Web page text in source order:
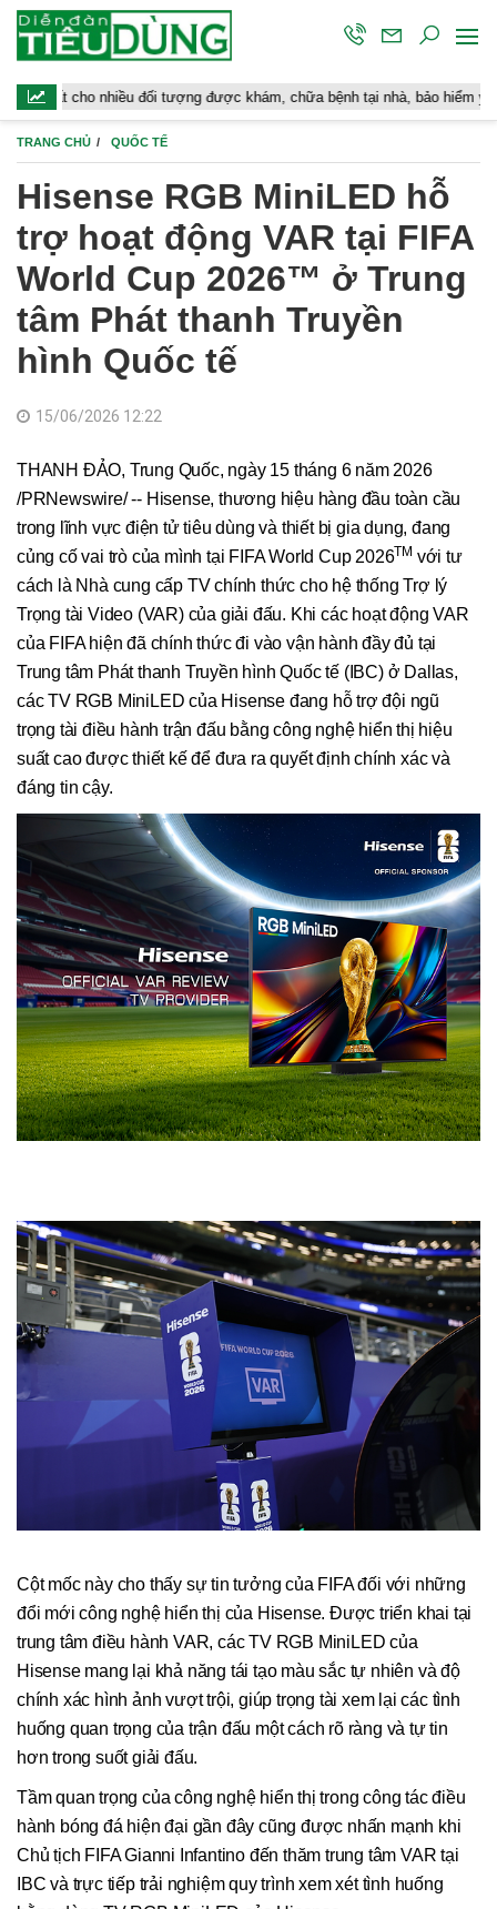
nhiều đối tượng được khám, chữa bệnh tại nhà, bảo hiểm y tế chi trả
TRANG CHỦ QUỐC TẾ
Hisense RGB MiniLED hỗ
trợ hoạt động VAR tại FIFA
World Cup 2026™ ở Trung
tâm Phát thanh Truyền
hình Quốc tế
15/06/2026 12:22
THANH ĐẢO, Trung Quốc, ngày 15 tháng 6 năm 2026
/PRNewswire/ -- Hisense, thương hiệu hàng đầu toàn cầu
trong lĩnh vực điện tử tiêu dùng và thiết bị gia dụng, đang
củng cố vai trò của mình tại FIFA World Cup 2026TM với tư
cách là Nhà cung cấp TV chính thức cho hệ thống Trợ lý
Trọng tài Video (VAR) của giải đấu. Khi các hoạt động VAR
của FIFA hiện đã chính thức đi vào vận hành đầy đủ tại
Trung tâm Phát thanh Truyền hình Quốc tế (IBC) ở Dallas,
các TV RGB MiniLED của Hisense đang hỗ trợ đội ngũ
trọng tài điều hành trận đấu bằng công nghệ hiển thị hiệu
suất cao được thiết kế để đưa ra quyết định chính xác và
đáng tin cậy.
Cột mốc này cho thấy sự tin tưởng của FIFA đối với những
đổi mới công nghệ hiển thị của Hisense. Được triển khai tại
trung tâm điều hành VAR, các TV RGB MiniLED của
Hisense mang lại khả năng tái tạo màu sắc tự nhiên và độ
chính xác hình ảnh vượt trội, giúp trọng tài xem lại các tình
huống quan trọng của trận đấu một cách rõ ràng và tự tin
hơn trong suốt giải đấu.
Tầm quan trọng của công nghệ hiển thị trong công tác điều
hành bóng đá hiện đại gần đây cũng được nhấn mạnh khi
Chủ tịch FIFA Gianni Infantino đến thăm trung tâm VAR tại
IBC và trực tiếp trải nghiệm quy trình xem xét tình huống